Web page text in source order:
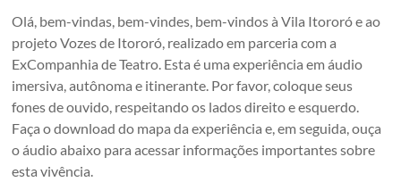
em
conjunto
de
edificações
dos
anos
1920.
Olá, bem-vindas, bem-vindes, bem-vindos à Vila Itororó e ao
projeto Vozes de Itororó, realizado em parceria com a
ExCompanhia de Teatro. Esta é uma experiência em áudio
imersiva, autônoma e itinerante. Por favor, coloque seus
fones de ouvido, respeitando os lados direito e esquerdo.
Faça o download do mapa da experiência e, em seguida, ouça
o áudio abaixo para acessar informações importantes sobre
esta vivência.